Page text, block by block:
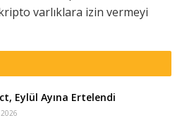
varlıklara izin vermeyi
Eylül Ayına Ertelendi